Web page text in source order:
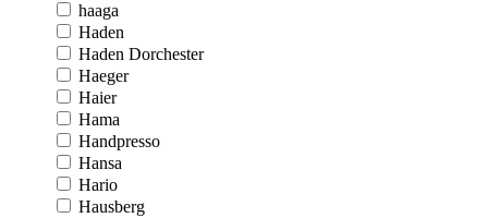
haaga
Haden
Haden Dorchester
Haeger
Haier
Hama
Handpresso
Hansa
Hario
Hausberg